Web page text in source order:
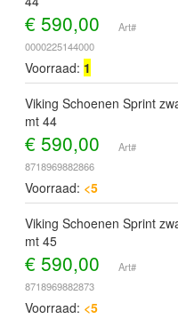
€ 590,00
Art#
0000225144000
Voorraad: 1
Viking Schoenen Sprint
mt 44
€ 590,00
Art#
8718969882866
Voorraad: <5
Viking Schoenen Sprint
mt 45
€ 590,00
Art#
8718969882873
Voorraad: <5